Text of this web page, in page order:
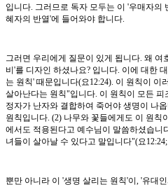
입니다. 그러므로 독자 모두는 이 '우매자의
혜자의 반열'에 들어와야 합니다.
그러면 우리에게 질문이 있게 됩니다. 왜 여
비'를 디자인 하셨나요? 입니다. 이에 대한
는 원칙' 때문입니다(요12:24). 이 원칙이 이
살아난다는 원칙"입니다. 이 원칙이 모든 피
정자가 난자와 결합하여 죽어야 생명이 나
원칙입니다. (2) 나무와 꽃들에게도 이 원칙
에서도 적용된다고 예수님이 말씀하셨습니
녀들이 살아날 수 있다고 말입니다"(요12:24;
뿐만 아니라 이 '생명 살리는 원칙'이, '유대